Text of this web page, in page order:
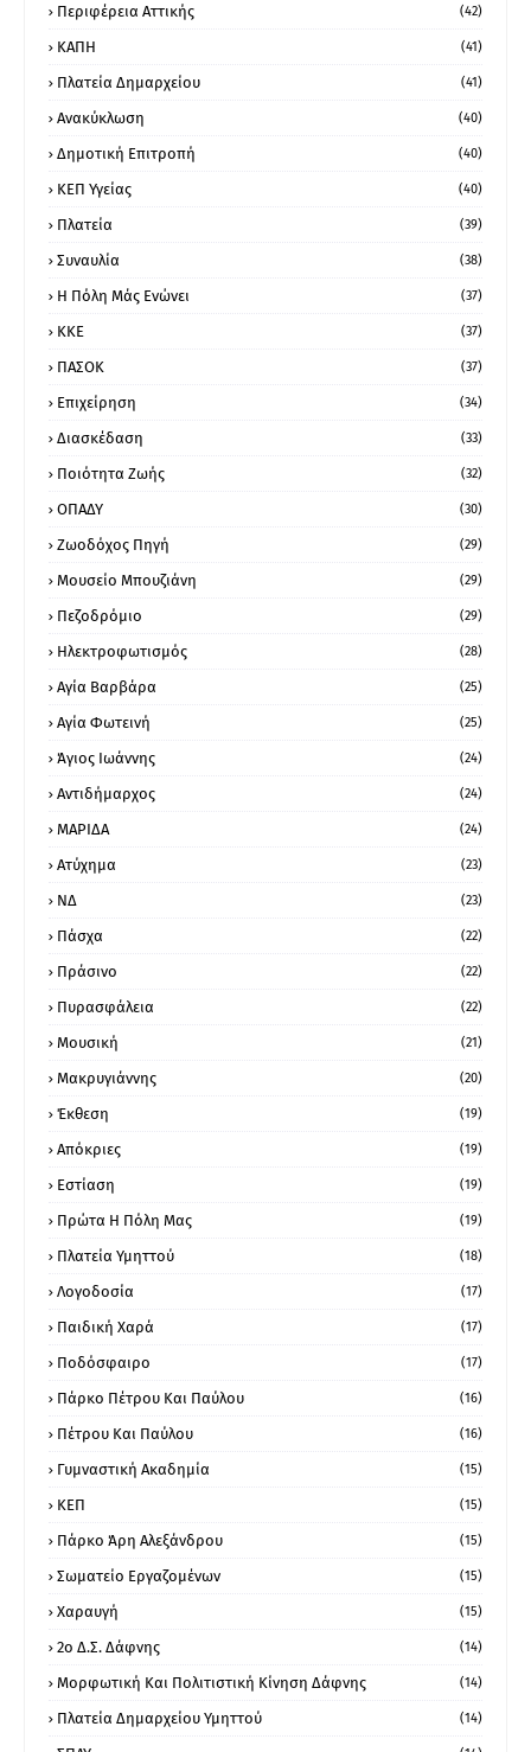
Περιφέρεια Αττικής (42)
ΚΑΠΗ (41)
Πλατεία Δημαρχείου (41)
Ανακύκλωση (40)
Δημοτική Επιτροπή (40)
ΚΕΠ Υγείας (40)
Πλατεία (39)
Συναυλία (38)
Η Πόλη Μάς Ενώνει (37)
ΚΚΕ (37)
ΠΑΣΟΚ (37)
Επιχείρηση (34)
Διασκέδαση (33)
Ποιότητα Ζωής (32)
ΟΠΑΔΥ (30)
Ζωοδόχος Πηγή (29)
Μουσείο Μπουζιάνη (29)
Πεζοδρόμιο (29)
Ηλεκτροφωτισμός (28)
Αγία Βαρβάρα (25)
Αγία Φωτεινή (25)
Άγιος Ιωάννης (24)
Αντιδήμαρχος (24)
ΜΑΡΙΔΑ (24)
Ατύχημα (23)
ΝΔ (23)
Πάσχα (22)
Πράσινο (22)
Πυρασφάλεια (22)
Μουσική (21)
Μακρυγιάννης (20)
Έκθεση (19)
Απόκριες (19)
Εστίαση (19)
Πρώτα Η Πόλη Μας (19)
Πλατεία Υμηττού (18)
Λογοδοσία (17)
Παιδική Χαρά (17)
Ποδόσφαιρο (17)
Πάρκο Πέτρου Και Παύλου (16)
Πέτρου Και Παύλου (16)
Γυμναστική Ακαδημία (15)
ΚΕΠ (15)
Πάρκο Άρη Αλεξάνδρου (15)
Σωματείο Εργαζομένων (15)
Χαραυγή (15)
2ο Δ.Σ. Δάφνης (14)
Μορφωτική Και Πολιτιστική Κίνηση Δάφνης (14)
Πλατεία Δημαρχείου Υμηττού (14)